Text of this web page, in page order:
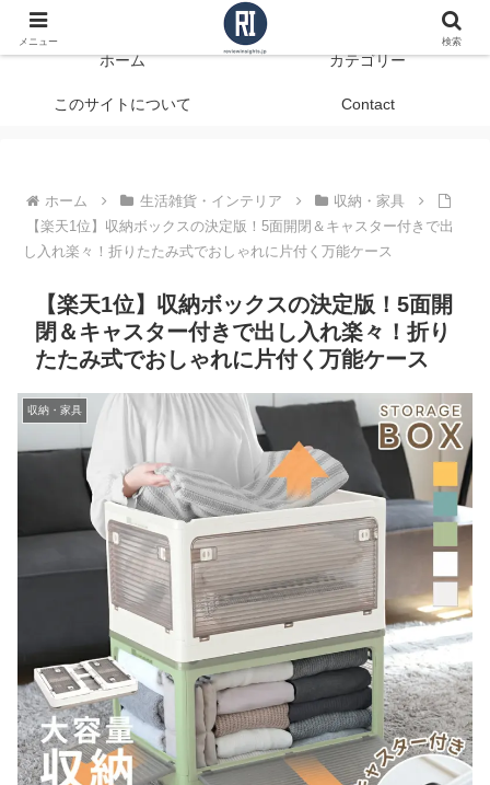
データで見る、本当に役立つ商品レビュー
ホーム カテゴリー
このサイトについて Contact
ホーム 生活雑貨・インテリア
収納・家具
【楽天1位】収納ボックスの決定版！5面開閉＆キャスター付きで出
し入れ楽々！折りたたみ式でおしゃれに片付く万能ケース
【楽天1位】収納ボックスの決定版！5面開
閉＆キャスター付きで出し入れ楽々！折り
たたみ式でおしゃれに片付く万能ケース
収納・家具
メニュー 検索